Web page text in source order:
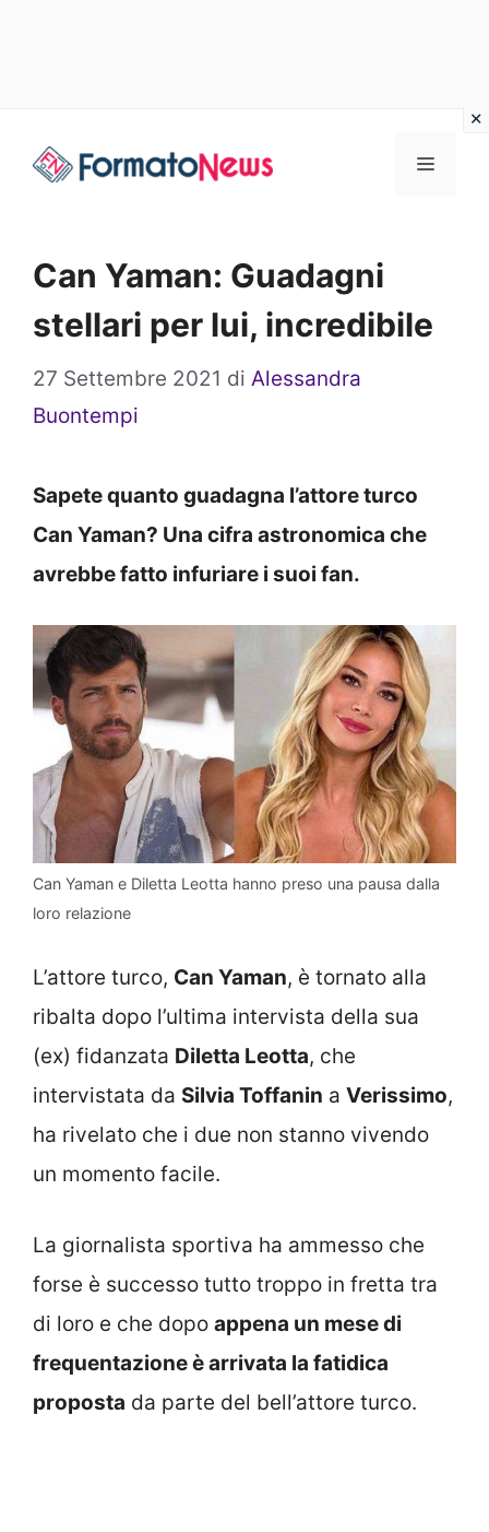
Menu
Can Yaman: Guadagni
stellari per lui, incredibile
27 Settembre 2021 di Alessandra
Buontempi
Sapete quanto guadagna l’attore turco
Can Yaman? Una cifra astronomica che
avrebbe fatto infuriare i suoi fan.
Can Yaman e Diletta Leotta hanno preso una pausa dalla
loro relazione
L’attore turco, Can Yaman, è tornato alla
ribalta dopo l’ultima intervista della sua
(ex) fidanzata Diletta Leotta, che
intervistata da Silvia Toffanin a Verissimo,
ha rivelato che i due non stanno vivendo
un momento facile.
La giornalista sportiva ha ammesso che
forse è successo tutto troppo in fretta tra
di loro e che dopo appena un mese di
frequentazione è arrivata la fatidica
proposta da parte del bell’attore turco.